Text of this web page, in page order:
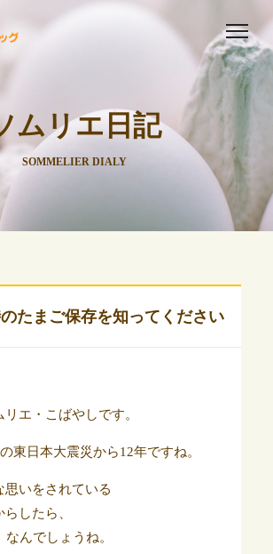
ムリエ日記
SOMMELIER DIALY
たまご保存を知ってください
エ・こばやしです。
東日本大震災から12年ですね。
思いをされている
したら、
なんでしょうね。